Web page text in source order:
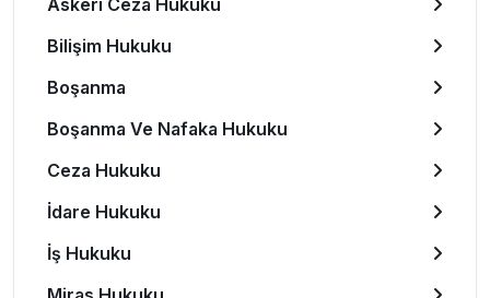
Askeri Ceza Hukuku
Bilişim Hukuku
Boşanma
Boşanma Ve Nafaka Hukuku
Ceza Hukuku
İdare Hukuku
İş Hukuku